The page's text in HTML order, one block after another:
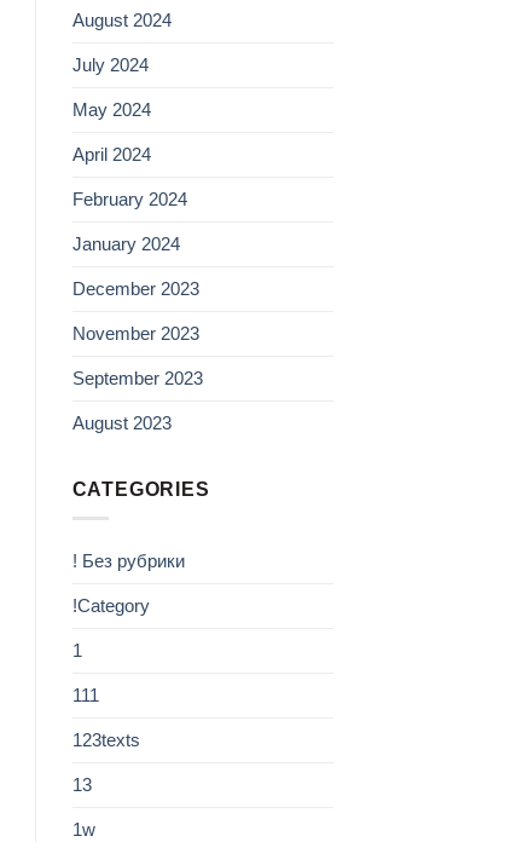
August 2024
July 2024
May 2024
April 2024
February 2024
January 2024
December 2023
November 2023
September 2023
August 2023
CATEGORIES
! Без рубрики
!Category
1
111
123texts
13
1w